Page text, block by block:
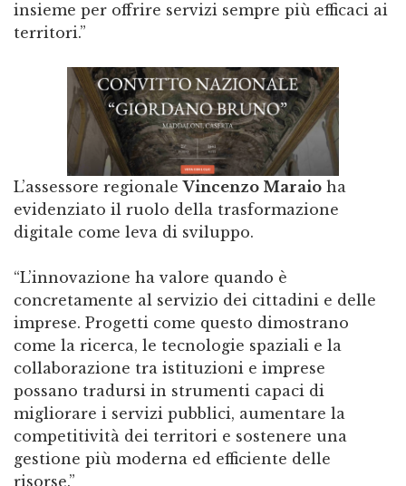
insieme per offrire servizi sempre più efficaci ai
territori.”
L’assessore regionaleVincenzo Maraio ha
evidenziato il ruolo della trasformazione
digitale come leva di sviluppo.
“L’innovazione ha valore quando è
concretamente al servizio dei cittadini e delle
imprese. Progetti come questo dimostrano
come la ricerca, le tecnologie spaziali e la
collaborazione tra istituzioni e imprese
possano tradursi in strumenti capaci di
migliorare i servizi pubblici, aumentare la
competitività dei territori e sostenere una
gestione più moderna ed efficiente delle
risorse.”